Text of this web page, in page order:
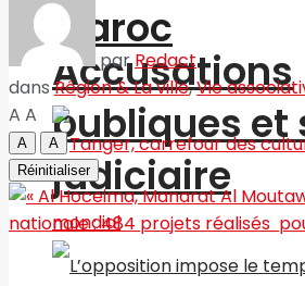
Accusations
publiques et
judiciaire
Maroc
par Redact
dans Région & La ville,Vie
A A
A
A
Réinitialiser